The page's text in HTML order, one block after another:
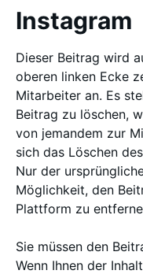
Instagram
Dieser Beitrag wird
oberen linken Ecke
Mitarbeiter an. Es
Beitrag zu löschen,
von jemandem zur
sich das Löschen
Nur der
Möglichkeit, den
Plattform zu
Sie müssen den
Wenn Ihnen der